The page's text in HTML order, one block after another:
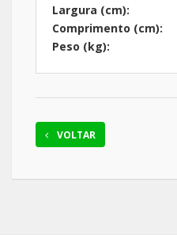
Largura (cm):
Comprimento (cm):
Peso (kg):
VOLTAR